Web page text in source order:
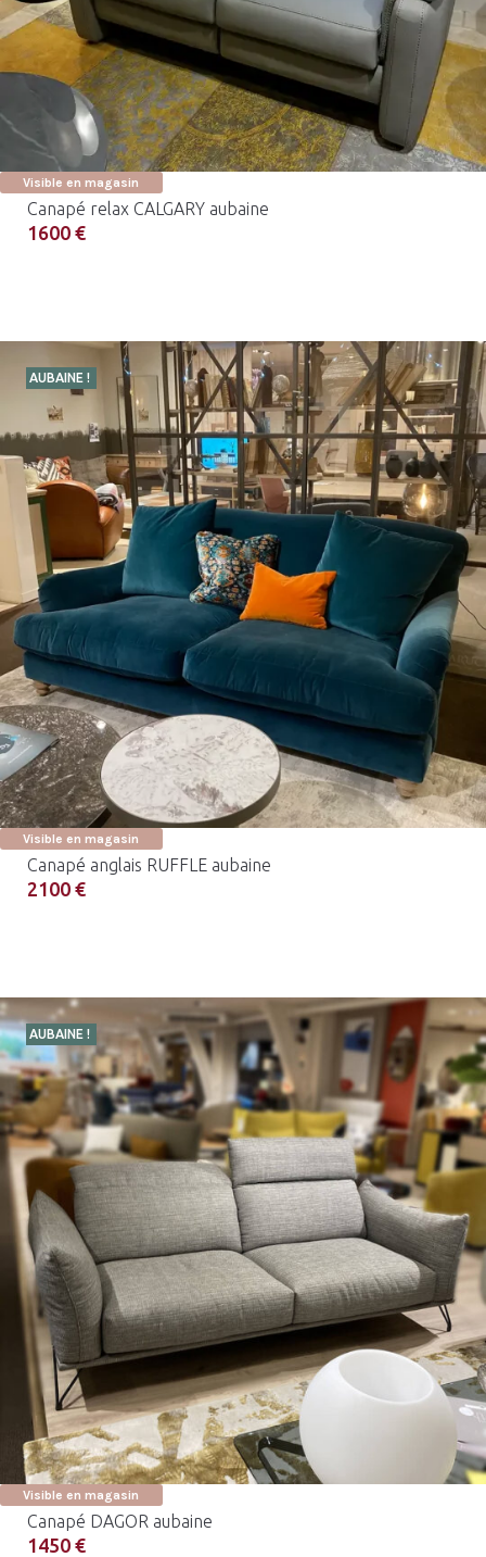
Visible en magasin
Canapé relax CALGARY aubaine
1600 €
AUBAINE !
Visible en magasin
Canapé anglais RUFFLE aubaine
2100 €
AUBAINE !
Visible en magasin
Canapé DAGOR aubaine
1450 €